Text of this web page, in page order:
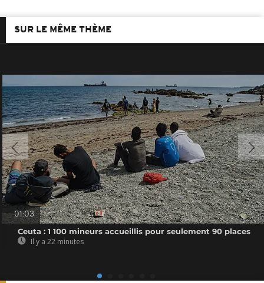
SUR LE MÊME THÈME
01:03
Ceuta : 1 100 mineurs accueillis pour seulement 90 places
Il y a 22 minutes